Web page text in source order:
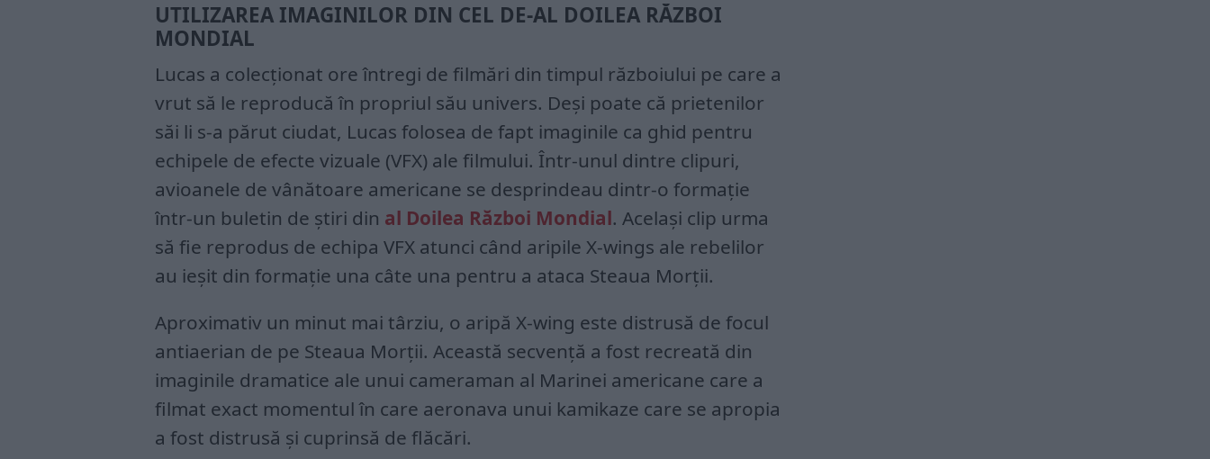
UTILIZAREA IMAGINILOR DIN CEL DE-AL DOILEA RĂZBOI
MONDIAL
Lucas a colecționat ore întregi de filmări din timpul războiului pe care a
vrut să le reproducă în propriul său univers. Deși poate că prietenilor
săi li s-a părut ciudat, Lucas folosea de fapt imaginile ca ghid pentru
echipele de efecte vizuale (VFX) ale filmului. Într-unul dintre clipuri,
avioanele de vânătoare americane se desprindeau dintr-o formație
într-un buletin de știri din al Doilea Război Mondial. Același clip urma
să fie reprodus de echipa VFX atunci când aripile X-wings ale rebelilor
au ieșit din formație una câte una pentru a ataca Steaua Morții.
Aproximativ un minut mai târziu, o aripă X-wing este distrusă de focul
antiaerian de pe Steaua Morții. Această secvență a fost recreată din
imaginile dramatice ale unui cameraman al Marinei americane care a
filmat exact momentul în care aeronava unui kamikaze care se apropia
a fost distrusă și cuprinsă de flăcări.